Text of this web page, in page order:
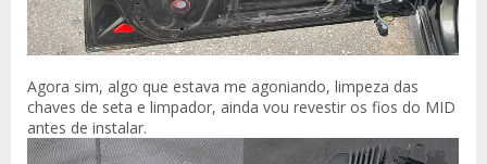
Agora sim, algo que estava me agoniando, limpeza das
chaves de seta e limpador, ainda vou revestir os fios do MID
antes de instalar.